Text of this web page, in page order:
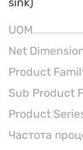
UOM
Net
Product
Sub Product
Product
Частота